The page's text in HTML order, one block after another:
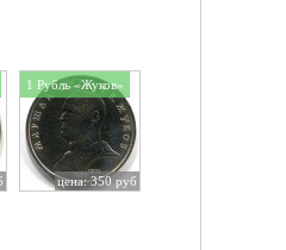
1 Рубль «Жуков»
цена: 350 руб